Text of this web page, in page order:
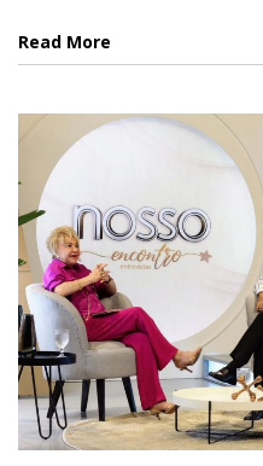
Read More